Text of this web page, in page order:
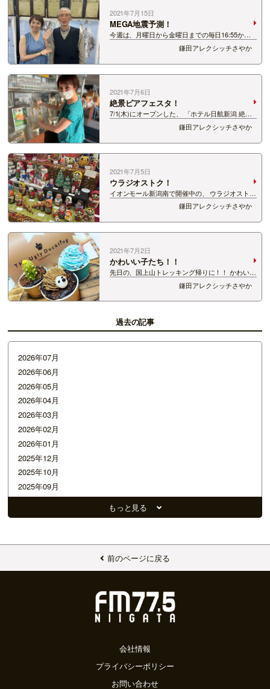
2021年7月15日
MEGA地震予測！
今週は、月曜日から金曜日までの毎日16:55から
の5分間、 「地震予測のいまを聴く ー地震は科学
で予測ができる。」をお届けしています！ お話
しいただいているのは、 測量工学とリモートセン
シング（遠隔操作）の…
鎌田アレクシッチさやか
2021年7月6日
絶景ビアフェスタ！
7/1(木)にオープンした、 「ホテル日航新潟 絶景
ビアフェスタ2021」に取材にいってきましたー！
今年は、2年ぶりにホテル日航新潟の31階Befco
ばかうけ展望室の特設ビアホールで開催！ …
鎌田アレクシッチさやか
2021年7月5日
ウラジオストク！
イオンモール新潟南で開催中の、 ウラジオストク
フェアへ！ マトリョーシカなどの民芸品や、 は
ちみつ、ロシアの定番お菓子などが並んでいまし
た！ なんと！！！ ミルクウエハースの「カロフ
カ」も！ (直訳すると、…
鎌田アレクシッチさやか
2021年7月2日
かわいい子たち！！
先日の、国上山トレッキング帰りに！！ かわいい
子たちを買ってきました〜！！！ 三条市のカッ
プケーキ屋さん、The Ugly Ducklingのカップケー
キ！ かわいい〜〜〜！ 細い道の先にある…
鎌田アレクシッチさやか
過去の記事
2026年07月
2026年06月
2026年05月
2026年04月
2026年03月
2026年02月
2026年01月
2025年12月
2025年10月
2025年09月
2025年08月
2025年07月
2025年05月
2025年03月
もっと見る
前のページに戻る
会社情報
プライバシーポリシー
お問い合わせ